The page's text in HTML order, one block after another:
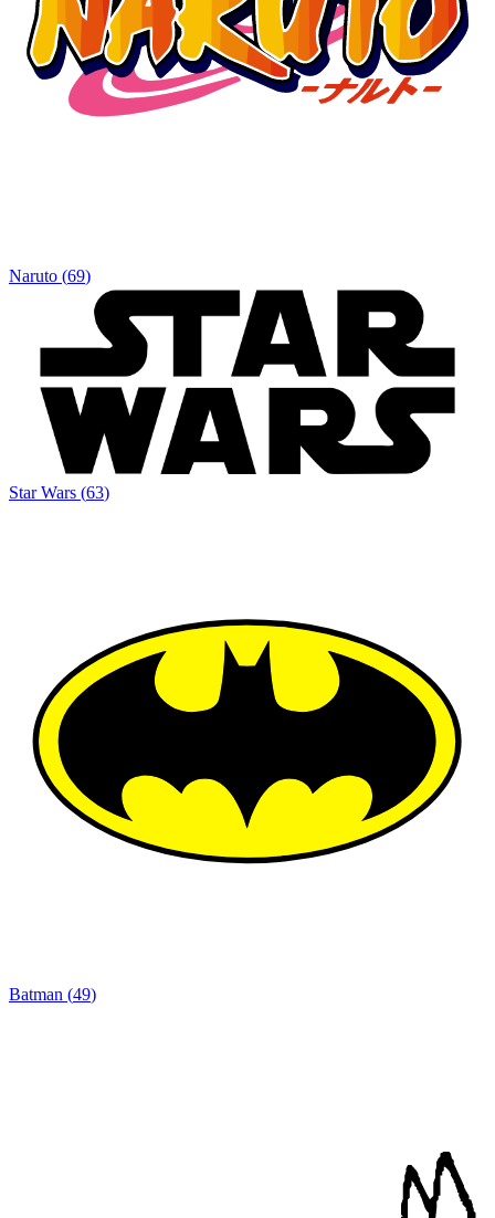
Naruto (69)
Star Wars (63)
Batman (49)